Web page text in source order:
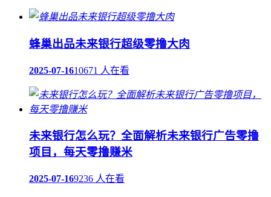
蜂巢出品未来银行超级零撸大肉
2025-07-1610671 人在看
未来银行怎么玩？全面解析未来银行广告零撸
项目，每天零撸赚米
2025-07-169236 人在看